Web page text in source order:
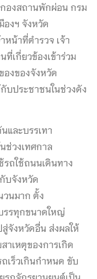
องสถานพักผ่อน กรม
องฯ จังหวัด
หน้าที่ตำรวจ เจ้า
เกี่ยวข้องเข้าร่วม
งของจังหวัด
บประชาชนในช่วงดัง
ละบรรเทา
ช่วงเทศกาล
ถใช้ถนนเดินทาง
บจังหวัด
วนมาก ตั้ง
รรทุกขนาดใหญ่
จังหวัดอื่น ส่งผลให้
าเหตุของการเกิด
เร็วเกินกำหนด ขับ
รถจักรยานยนต์เป็น